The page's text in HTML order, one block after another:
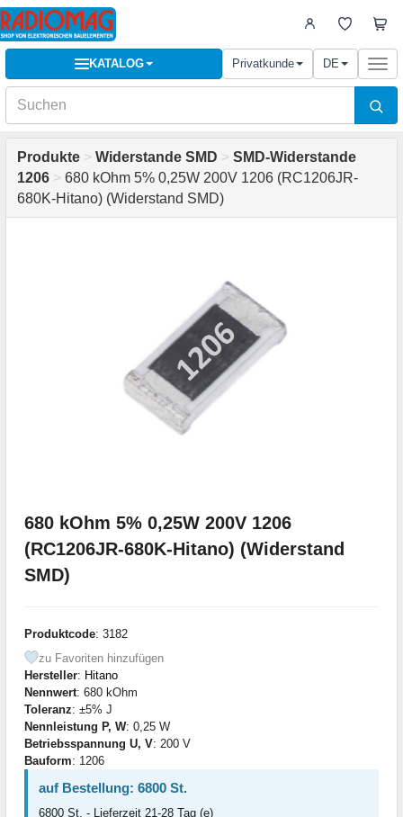
KATALOG Privatkunde DE
Produkte > Widerstande SMD > SMD-Widerstande
1206 > 680 kOhm 5% 0,25W 200V 1206 (RC1206JR-
680K-Hitano) (Widerstand SMD)
680 kOhm 5% 0,25W 200V 1206
(RC1206JR-680K-Hitano) (Widerstand
SMD)
Produktcode: 3182
zu Favoriten hinzufügen
Hersteller: Hitano
Nennwert: 680 kOhm
Toleranz: ±5% J
Nennleistung P, W: 0,25 W
Betriebsspannung U, V: 200 V
Bauform: 1206
auf Bestellung: 6800 St.
6800 St. - Lieferzeit 21-28 Tag (e)